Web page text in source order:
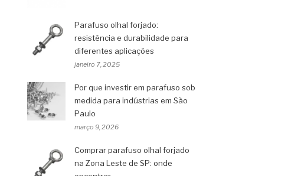
Parafuso olhal forjado:
resistência e durabilidade para
diferentes aplicações
janeiro 7, 2025
Por que investir em parafuso sob
medida para indústrias em São
Paulo
março 9, 2026
Comprar parafuso olhal forjado
na Zona Leste de SP: onde